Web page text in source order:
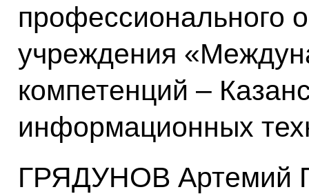
профессионального
учреждения
компетенций –
информационных
ГРЯДУНОВ Артемий